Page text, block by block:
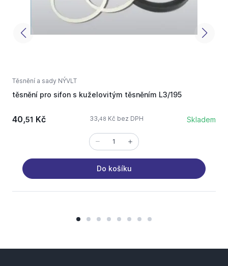
Těsnění a sady NÝVLT
těsnění pro sifon s kuželovitým těsněním L3/195
40,51 Kč 33,48 Kč bez DPH Skladem
Do košíku